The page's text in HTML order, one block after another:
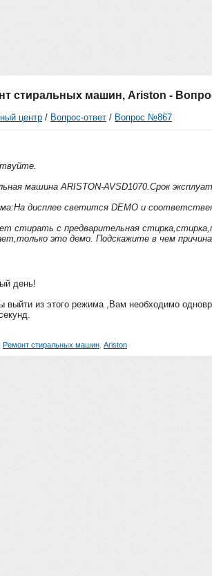
стиральных машин, Ariston -
центр / Вопрос-ответ / Вопрос №867
машина ARISTON-AVSD1070.Срок
дисплее светится DEMO и
стирать с предварительная
это демо. Подскажите в чем
день!
выйти из этого режима ,Вам необходимо
Ремонт стиральных машин Ariston